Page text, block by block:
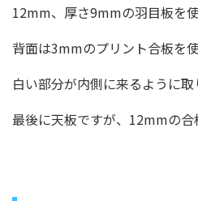
12mm、厚さ9mmの羽目板を使
背面は3mmのプリント合板を使
白い部分が内側に来るように取
最後に天板ですが、12mmの合